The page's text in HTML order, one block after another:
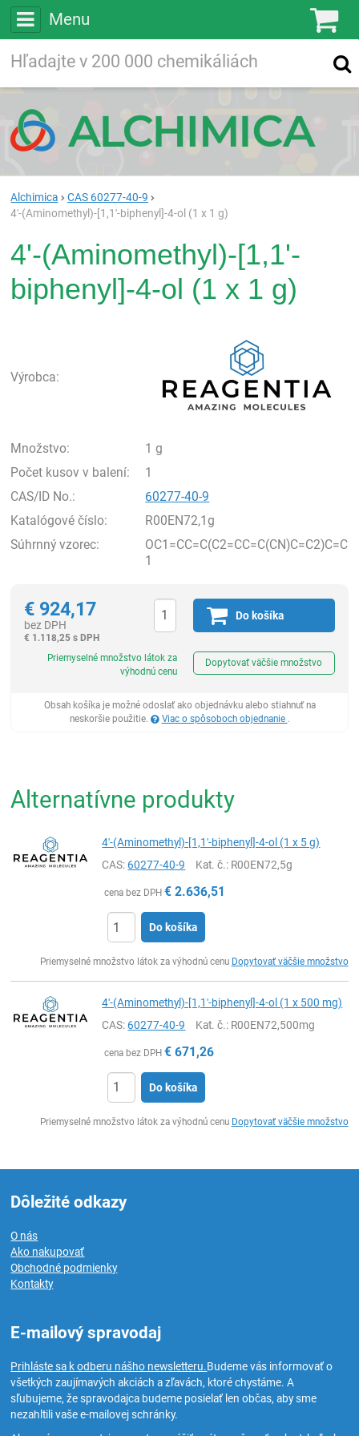
Menu
Vyhľadávanie
Alchimica
CAS 60277-40-9
4'-(Aminomethyl)-[1,1'-biphenyl]-4-ol (1 x 1 g)
4'-(Aminomethyl)-[1,1'-
biphenyl]-4-ol (1 x 1 g)
Výrobca:
Množstvo:
1 g
Počet kusov v balení:
1
CAS/ID No.:
60277-40-9
Katalógové číslo:
R00EN72,1g
Súhrnný vzorec:
OC1=CC=C(C2=CC=C(CN)C=C2)C=C
1
€ 924,17
bez DPH
€ 1.118,25 s DPH
Do košíka
Priemyselné množstvo látok za
výhodnú cenu
Dopytovať väčšie množstvo
Obsah košíka je možné odoslať ako objednávku alebo stiahnuť na
neskoršie použitie.
Viac o spôsoboch objednanie .
Alternatívne produkty
4'-(Aminomethyl)-[1,1'-biphenyl]-4-ol (1 x 5 g)
CAS:60277-40-9 Kat. č.: R00EN72,5g
cena bez DPH € 2.636,51
Do košíka
Priemyselné množstvo látok za výhodnú cenu Dopytovať väčšie množstvo
4'-(Aminomethyl)-[1,1'-biphenyl]-4-ol (1 x 500 mg)
CAS:60277-40-9 Kat. č.: R00EN72,500mg
cena bez DPH € 671,26
Do košíka
Priemyselné množstvo látok za výhodnú cenu Dopytovať väčšie množstvo
Dôležité odkazy
O nás
Ako nakupovať
Obchodné podmienky
Kontakty
E-mailový spravodaj
Prihláste sa k odberu nášho newsletteru.Budeme vás informovať o
všetkých zaujímavých akciách a zľavách, ktoré chystáme. A
sľubujeme, že spravodajca budeme posielať len občas, aby sme
nezahltili vaše e-mailovej schránky.